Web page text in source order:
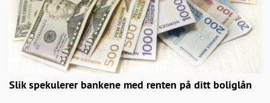
Slik spekulerer bankene med renten på ditt boliglån